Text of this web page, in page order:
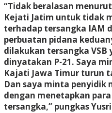
“Tidak beralasan
Kejati Jatim untuk tidak
terhadap tersangka IAM
perbuatan pidana
dilakukan tersangka VSB
dinyatakan P-21. Saya
Kajati Jawa Timur turun
Dan saya minta penyidik
dengan menetapkan
tersangka,” pungkas